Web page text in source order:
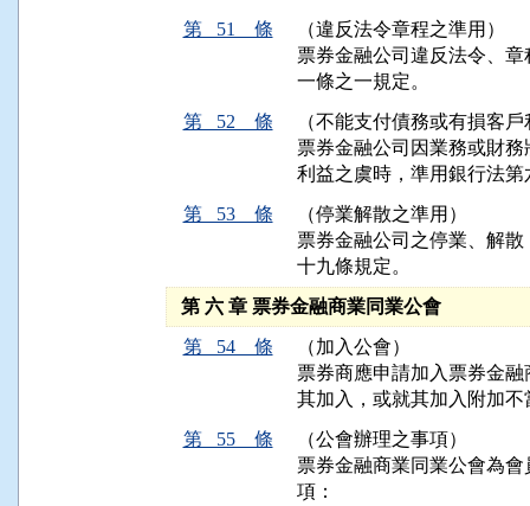
第 51 條
（違反法令章程之準用）
票券金融公司違反法令、
一條之一規定。
第 52 條
（不能支付債務或有損客
票券金融公司因業務或財
利益之虞時，準用銀行法
第 53 條
（停業解散之準用）
票券金融公司之停業、解
十九條規定。
第 六 章 票券金融商業同業公會
第 54 條
（加入公會）
票券商應申請加入票券金
其加入，或就其加入附加不
第 55 條
（公會辦理之事項）
票券金融商業同業公會為
項：